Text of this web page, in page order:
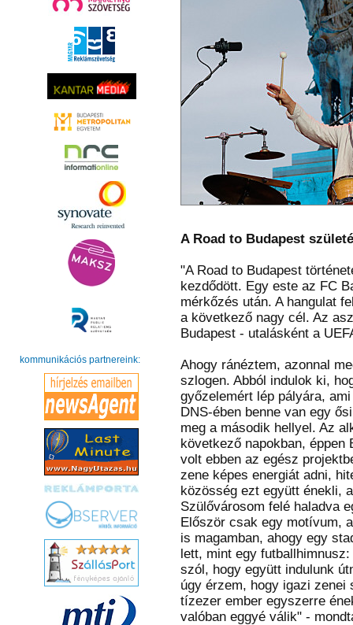
kommunikációs partnereink:
A Road to Budapest
"A Road to Budapest
kezdődött. Egy este az FC
mérkőzés után. A hangulat
a következő nagy cél. Az
Budapest - utalásként a
Ahogy ránéztem, azonnal
szlogen. Abból indulok ki,
győzelemért lép pályára,
DNS-ében benne van egy
meg a második hellyel. Az
következő napokban, éppen
volt ebben az egész
zene képes energiát adni,
közösség ezt együtt énekli,
Szülővárosom felé haladva
Először csak egy motívum,
is magamban, ahogy egy
lett, mint egy
szól, hogy együtt indulunk
úgy érzem, hogy igazi zenei
tízezer ember egyszerre
valóban eggyé válik" -